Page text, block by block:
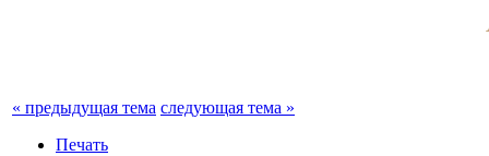
« предыдущая тема следующая тема »
Печать